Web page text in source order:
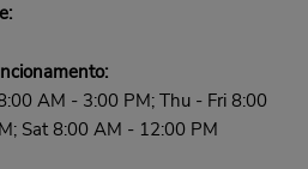
AM - 3:00 PM; Thu - Fri 8:00
Sat 8:00 AM - 12:00 PM